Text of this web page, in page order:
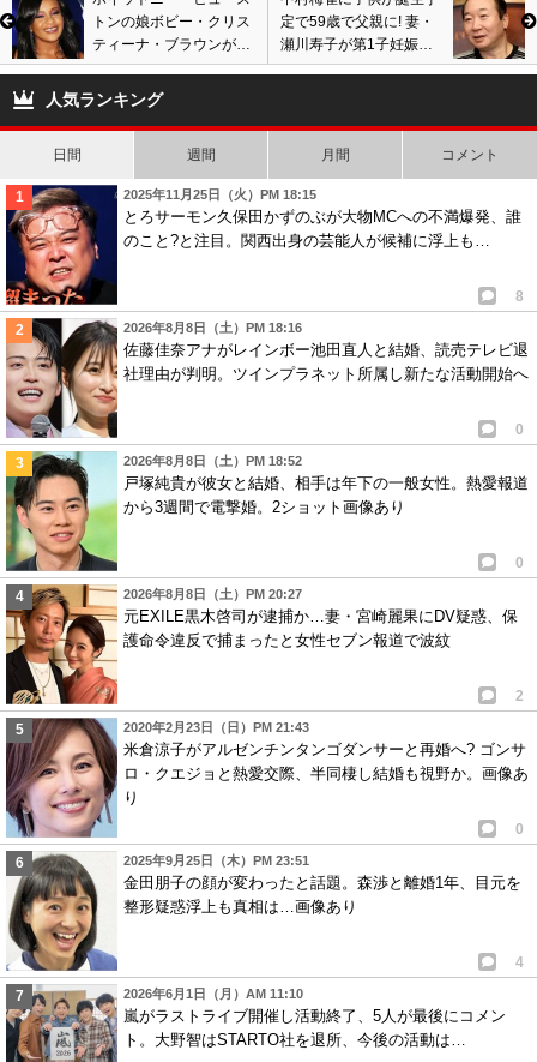
トンの娘ボビー・クリス
ティーナ・ブラウンが22
歳で死去。 1月に意識不
明の状態で発見され帰ら
ぬ人に
定で59歳で父親に! 妻・
瀬川寿子が第1子妊娠し
ていることを発表! 8月に
人気ランキング
日間 週間 月間 コメント
2025年11月25日（火）PM 18:15
とろサーモン久保田かずのぶが大物MCへの不満爆発、誰
のこと?と注目。関西出身の芸能人が候補に浮上も…
8
2026年8月8日（土）PM 18:16
佐藤佳奈アナがレインボー池田直人と結婚、読売テレビ退
社理由が判明。ツインプラネット所属し新たな活動開始へ
0
2026年8月8日（土）PM 18:52
戸塚純貴が彼女と結婚、相手は年下の一般女性。熱愛報道
から3週間で電撃婚。2ショット画像あり
0
2026年8月8日（土）PM 20:27
元EXILE黒木啓司が逮捕か…妻・宮崎麗果にDV疑惑、保
護命令違反で捕まったと女性セブン報道で波紋
2
2020年2月23日（日）PM 21:43
米倉涼子がアルゼンチンタンゴダンサーと再婚へ? ゴンサ
ロ・クエジョと熱愛交際、半同棲し結婚も視野か。画像あ
り
0
2025年9月25日（木）PM 23:51
金田朋子の顔が変わったと話題。森渉と離婚1年、目元を
整形疑惑浮上も真相は…画像あり
4
2026年6月1日（月）AM 11:10
嵐がラストライブ開催し活動終了、5人が最後にコメン
ト。大野智はSTARTO社を退所、今後の活動は…